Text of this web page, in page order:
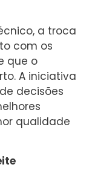
a troca
com os
que o
A iniciativa
decisões
qualidade